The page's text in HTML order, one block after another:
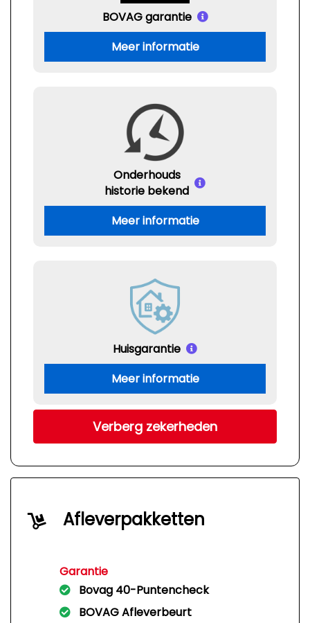
BOVAG garantie
Meer informatie
Onderhouds
historie bekend
Meer informatie
Huisgarantie
Meer informatie
Verberg zekerheden
Afleverpakketten
Garantie
Bovag 40-Puntencheck
BOVAG Afleverbeurt